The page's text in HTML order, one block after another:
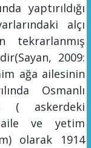
yaptırıldığı
alçı
tekrarlanmış
2009:
ağa ailesinin
Osmanlı
( askerdeki
aile ve yetim
olarak 1914